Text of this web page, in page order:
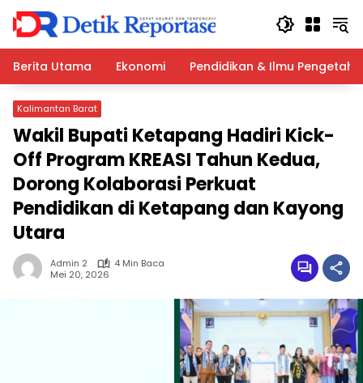
Langsung
konten
Berita Utama
Ekonomi Pendidikan & Ilmu
Kalimantan Barat
Wakil Bupati Ketapang Hadiri Kick-
Off Program KREASI Tahun Kedua,
Dorong Kolaborasi Perkuat
Pendidikan di Ketapang dan Kayong
Utara
Admin 2
4 Min Baca
Mei 20, 2026